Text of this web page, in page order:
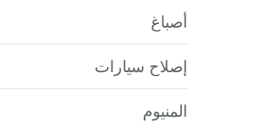
أصباغ
إصلاح سيارات
المنيوم